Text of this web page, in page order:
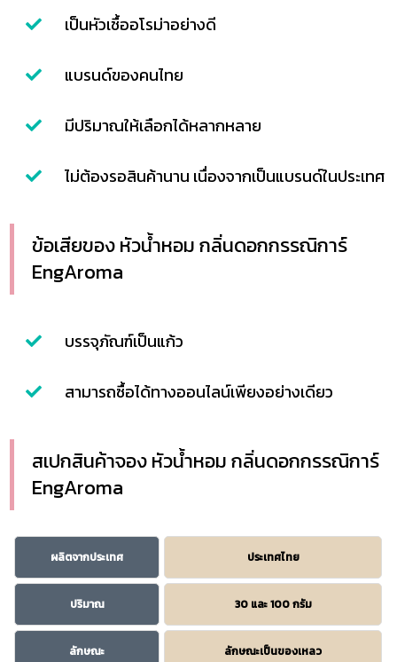
เป็นหัวเชื้ออโรม่าอย่างดี
แบรนด์ของคนไทย
มีปริมาณให้เลือกได้หลากหลาย
ไม่ต้องรอสินค้านาน เนื่องจากเป็นแบรนด์ในประเทศ
ข้อเสียของ หัวน้ำหอม กลิ่นดอกกรรณิการ์
EngAroma
บรรจุภัณฑ์เป็นแก้ว
สามารถซื้อได้ทางออนไลน์เพียงอย่างเดียว
สเปกสินค้าจอง หัวน้ำหอม กลิ่นดอกกรรณิการ์
EngAroma
ผลิตจากประเทศ ประเทศไทย
ปริมาณ 30 และ 100 กรัม
ลักษณะ ลักษณะเป็นของเหลว